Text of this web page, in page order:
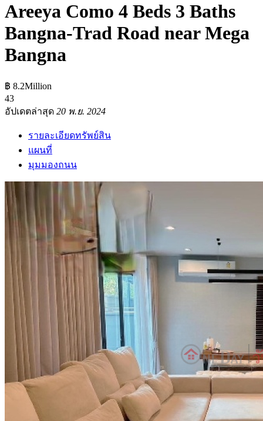
Areeya Como 4 Beds 3 Baths
Bangna-Trad Road near Mega
Bangna
฿ 8.2Million
43
อัปเดตล่าสุด 20 พ.ย. 2024
รายละเอียดทรัพย์สิน
แผนที่
มุมมองถนน